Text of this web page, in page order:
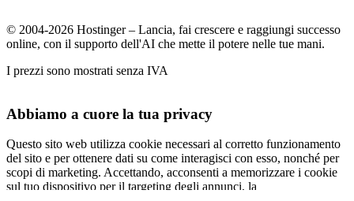
© 2004-2026 Hostinger – Lancia, fai crescere e raggiungi successo
online, con il supporto dell'AI che mette il potere nelle tue mani.
I prezzi sono mostrati senza IVA
Abbiamo a cuore la tua privacy
Questo sito web utilizza cookie necessari al corretto funzionamento
del sito e per ottenere dati su come interagisci con esso, nonché per
scopi di marketing. Accettando, acconsenti a memorizzare i cookie
sul tuo dispositivo per il targeting degli annunci, la